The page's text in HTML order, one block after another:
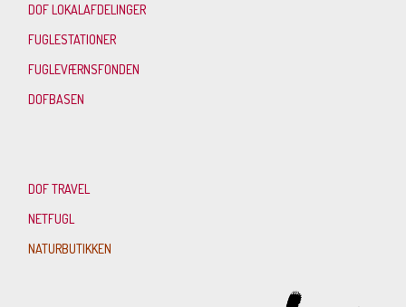
DOF LOKALAFDELINGER
FUGLESTATIONER
FUGLEVÆRNSFONDEN
DOFBASEN
DOF TRAVEL
NETFUGL
NATURBUTIKKEN